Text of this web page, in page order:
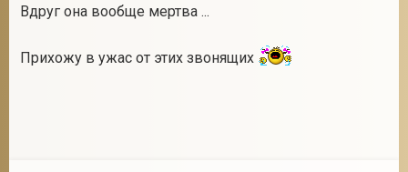
Вдруг она вообще мертва ...
Прихожу в ужас от этих звонящих